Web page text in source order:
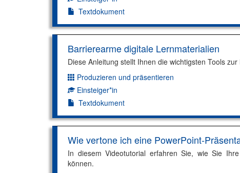
Textdokument
Barrierearme digitale Lernmaterialien
Diese Anleitung stellt Ihnen die wichtigsten Tools
Dimension:
Produzieren und präsentieren
Kompetenzniveau:
Einsteiger*in
Textdokument
Wie vertone ich eine PowerPoint-
In diesem Videotutorial erfahren Sie, wie Sie
können.